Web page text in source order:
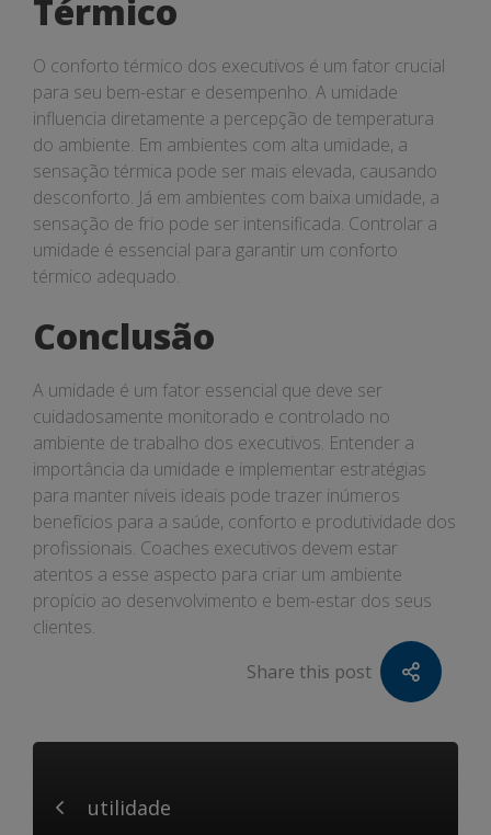
Térmico
O conforto térmico dos executivos é um fator crucial
para seu bem-estar e desempenho. A umidade
influencia diretamente a percepção de temperatura
do ambiente. Em ambientes com alta umidade, a
sensação térmica pode ser mais elevada, causando
desconforto. Já em ambientes com baixa umidade, a
sensação de frio pode ser intensificada. Controlar a
umidade é essencial para garantir um conforto
térmico adequado.
Conclusão
A umidade é um fator essencial que deve ser
cuidadosamente monitorado e controlado no
ambiente de trabalho dos executivos. Entender a
importância da umidade e implementar estratégias
para manter níveis ideais pode trazer inúmeros
benefícios para a saúde, conforto e produtividade dos
profissionais. Coaches executivos devem estar
atentos a esse aspecto para criar um ambiente
propício ao desenvolvimento e bem-estar dos seus
clientes.
Share this post
utilidade